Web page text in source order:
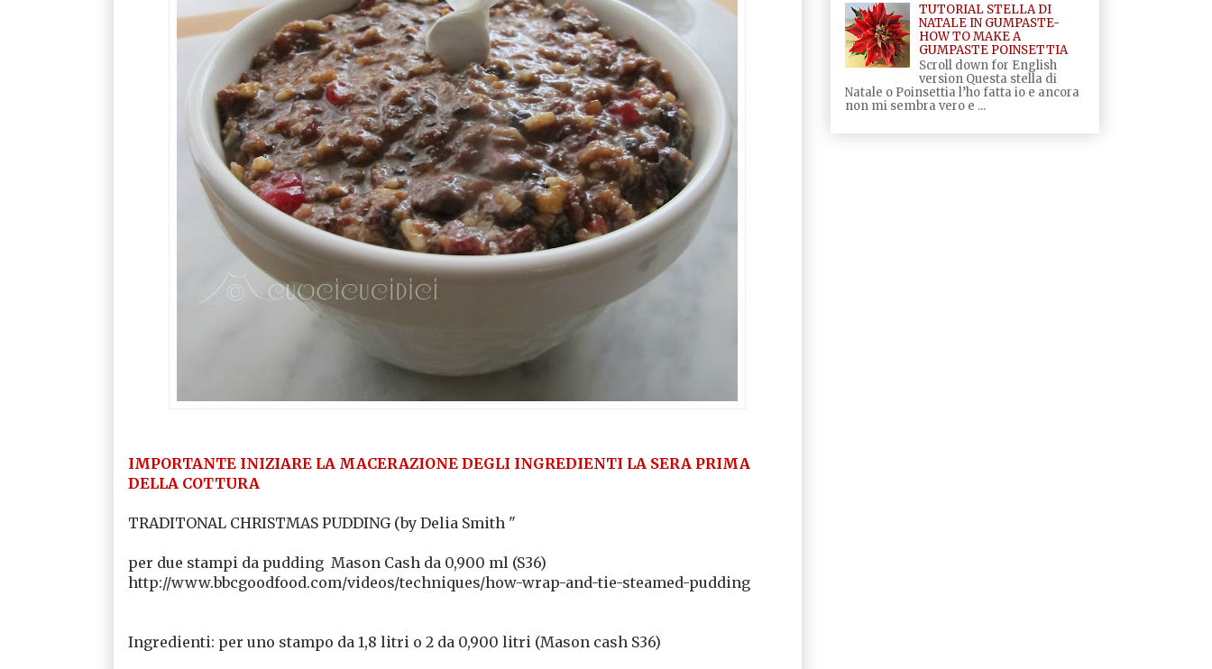
IMPORTANTE INIZIARE LA MACERAZIONE DEGLI INGREDIENTI LA SERA PRIMA
DELLA COTTURA
TRADITONAL CHRISTMAS PUDDING (by Delia Smith "
per due stampi da pudding Mason Cash da 0,900 ml (S36)
http://www.bbcgoodfood.com/videos/techniques/how-wrap-and-tie-steamed-pudding
Ingredienti: per uno stampo da 1,8 litri o 2 da 0,900 litri (Mason cash S36)
TUTORIAL STELLA DI
NATALE IN GUMPASTE-
HOW TO MAKE A
GUMPASTE POINSETTIA
Scroll down for English
version Questa stella di
Natale o Poinsettia l’ho fatta io e ancora
non mi sembra vero e ...